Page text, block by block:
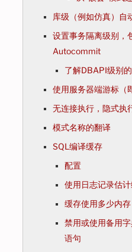
库级（例如仿真）自
设置事务隔离级别，
Autocommit
了解DBAPI级别
使用服务器端游标（
无连接执行，隐式执
模式名称的翻译
SQL编译缓存
配置
使用日志记录估
缓存使用多少内存
禁用或使用备用字
语句